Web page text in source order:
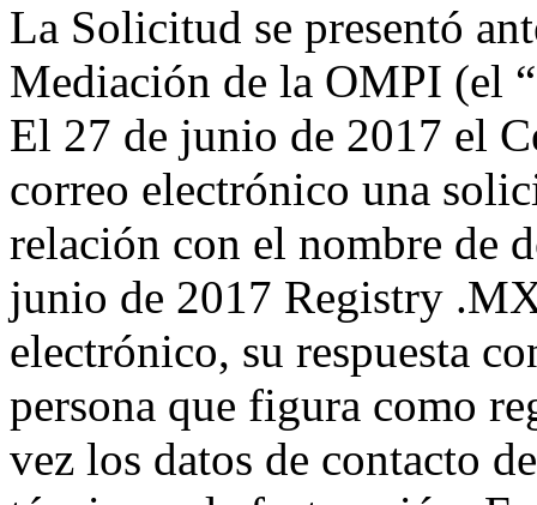
La Solicitud se presentó
Mediación de la OMPI (el
El 27 de junio de 2017 el
correo electrónico una
relación con el nombre de
junio de 2017 Registry
electrónico, su respuesta
persona que figura como
vez los datos de contacto